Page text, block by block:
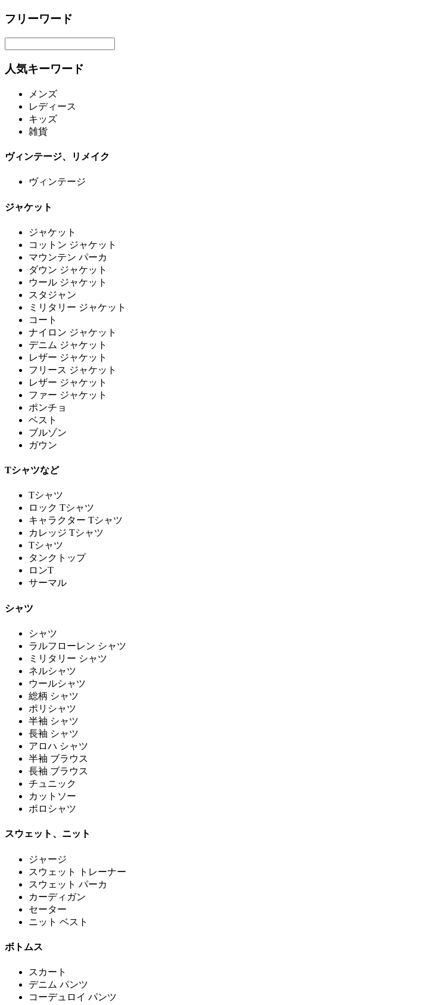
フリーワード
人気キーワード
メンズ
レディース
キッズ
雑貨
ヴィンテージ、リメイク
ヴィンテージ
ジャケット
ジャケット
コットン ジャケット
マウンテン パーカ
ダウン ジャケット
ウール ジャケット
スタジャン
ミリタリー ジャケット
コート
ナイロン ジャケット
デニム ジャケット
レザー ジャケット
フリース ジャケット
レザー ジャケット
ファー ジャケット
ポンチョ
ベスト
ブルゾン
ガウン
Tシャツなど
Tシャツ
ロック Tシャツ
キャラクター Tシャツ
カレッジ Tシャツ
Tシャツ
タンクトップ
ロンT
サーマル
シャツ
シャツ
ラルフローレン シャツ
ミリタリー シャツ
ネルシャツ
ウールシャツ
総柄 シャツ
ポリシャツ
半袖 シャツ
長袖 シャツ
アロハ シャツ
半袖 ブラウス
長袖 ブラウス
チュニック
カットソー
ポロシャツ
スウェット、ニット
ジャージ
スウェット トレーナー
スウェット パーカ
カーディガン
セーター
ニット ベスト
ボトムス
スカート
デニム パンツ
コーデュロイ パンツ